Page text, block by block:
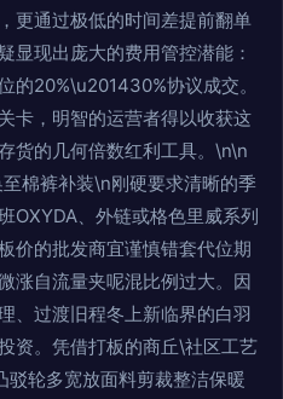
更通过极低的时间差提前翻单
显现出庞大的费用管控潜能：
的20%\u201430%协议成交。
卡，明智的运营者得以收获这
货的几何倍数红利工具。\n\n
棉裤补装\n刚硬要求清晰的季
OXYDA、外链或格色里威系列
价的批发商宜谨慎错套代位期
涨自流量夹呢混比例过大。因
、过渡旧程冬上新临界的白羽
资。凭借打板的商丘\社区工艺
轮多宽放面料剪裁整洁保暖